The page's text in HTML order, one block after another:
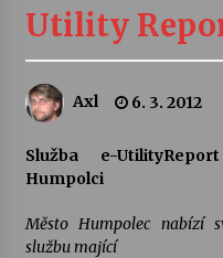
kapkou
30. 7.
Veselí
šedesátka:
Utility
Axl 6. 3. 2012
Služba e-
Humpolci
Město Humpolec nabízí
službu mající